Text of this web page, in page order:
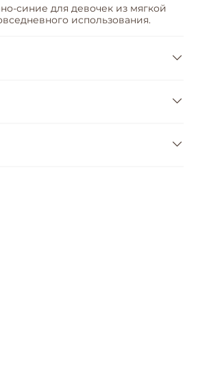
синие для девочек из мягкой
использования.